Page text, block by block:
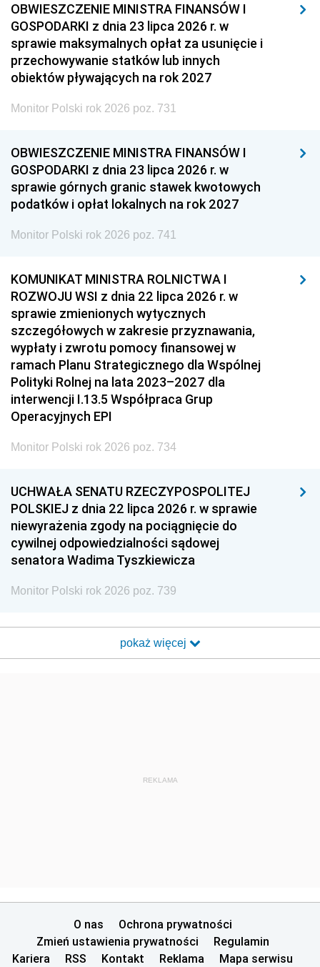
OBWIESZCZENIE MINISTRA FINANSÓW I
GOSPODARKI z dnia 23 lipca 2026 r. w
sprawie maksymalnych opłat za usunięcie i
przechowywanie statków lub innych
obiektów pływających na rok 2027
Monitor Polski rok 2026 poz. 731
OBWIESZCZENIE MINISTRA FINANSÓW I
GOSPODARKI z dnia 23 lipca 2026 r. w
sprawie górnych granic stawek kwotowych
podatków i opłat lokalnych na rok 2027
Monitor Polski rok 2026 poz. 741
KOMUNIKAT MINISTRA ROLNICTWA I
ROZWOJU WSI z dnia 22 lipca 2026 r. w
sprawie zmienionych wytycznych
szczegółowych w zakresie przyznawania,
wypłaty i zwrotu pomocy finansowej w
ramach Planu Strategicznego dla Wspólnej
Polityki Rolnej na lata 2023–2027 dla
interwencji I.13.5 Współpraca Grup
Operacyjnych EPI
Monitor Polski rok 2026 poz. 734
UCHWAŁA SENATU RZECZYPOSPOLITEJ
POLSKIEJ z dnia 22 lipca 2026 r. w sprawie
niewyrażenia zgody na pociągnięcie do
cywilnej odpowiedzialności sądowej
senatora Wadima Tyszkiewicza
Monitor Polski rok 2026 poz. 739
pokaż więcej
REKLAMA
O nas
Ochrona prywatności
Zmień ustawienia prywatności
Regulamin
Kariera
RSS Kontakt Reklama Mapa serwisu